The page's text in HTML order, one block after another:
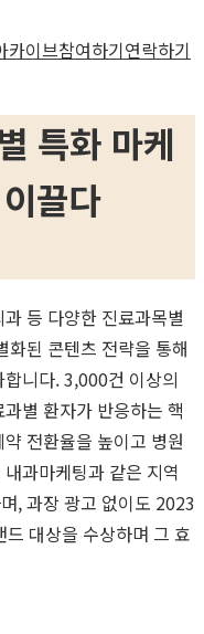
카이브참여하기연락하기
특화 마케
끌다
등 다양한 진료과목별
화된 콘텐츠 전략을 통해
니다. 3,000건 이상의
별 환자가 반응하는 핵
전환율을 높이고 병원
과마케팅과 같은 지역
, 과장 광고 없이도 2023
대상을 수상하며 그 효